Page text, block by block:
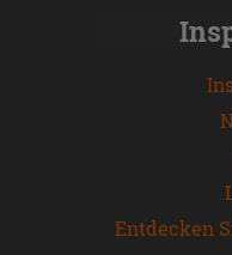
Entdecken